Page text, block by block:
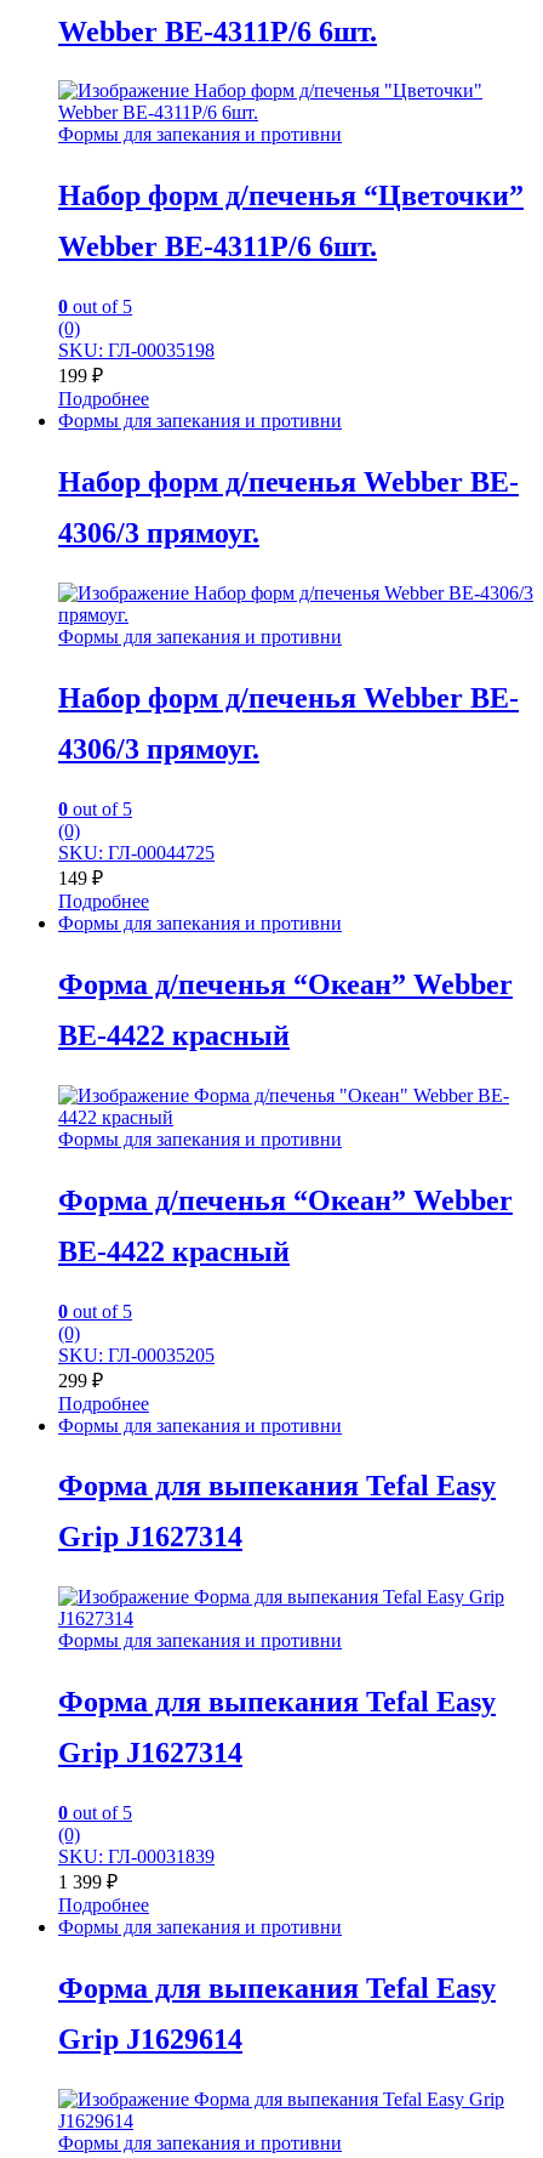
Webber BE-4311P/6 6шт.
Формы для запекания и противни
Набор форм д/печенья “Цветочки”
Webber BE-4311P/6 6шт.
0 out of 5
(0)
SKU: ГЛ-00035198
199 ₽
Подробнее
Формы для запекания и противни
Набор форм д/печенья Webber BE-
4306/3 прямоуг.
Формы для запекания и противни
Набор форм д/печенья Webber BE-
4306/3 прямоуг.
0 out of 5
(0)
SKU: ГЛ-00044725
149 ₽
Подробнее
Формы для запекания и противни
Форма д/печенья “Океан” Webber
BE-4422 красный
Формы для запекания и противни
Форма д/печенья “Океан” Webber
BE-4422 красный
0 out of 5
(0)
SKU: ГЛ-00035205
299 ₽
Подробнее
Формы для запекания и противни
Форма для выпекания Tefal Easy
Grip J1627314
Формы для запекания и противни
Форма для выпекания Tefal Easy
Grip J1627314
0 out of 5
(0)
SKU: ГЛ-00031839
1 399 ₽
Подробнее
Формы для запекания и противни
Форма для выпекания Tefal Easy
Grip J1629614
Формы для запекания и противни